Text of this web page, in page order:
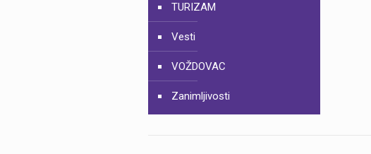
TURIZAM
Vesti
VOŽDOVAC
Zanimljivosti